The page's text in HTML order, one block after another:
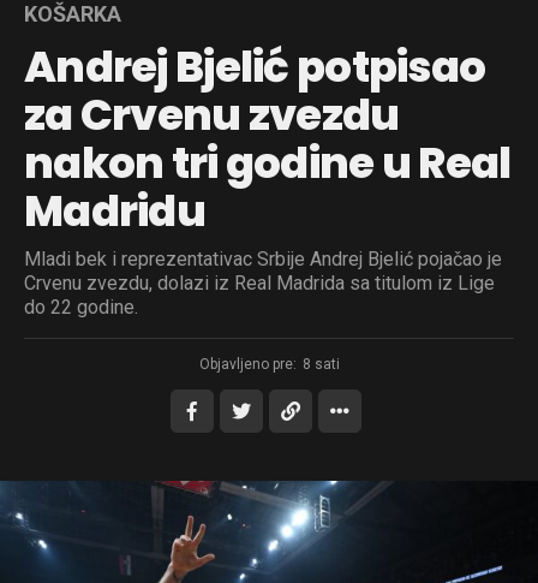
KOŠARKA
Andrej Bjelić potpisao
za Crvenu zvezdu
nakon tri godine u Real
Madridu
Mladi bek i reprezentativac Srbije Andrej Bjelić pojačao je
Crvenu zvezdu, dolazi iz Real Madrida sa titulom iz Lige
do 22 godine.
Objavljeno pre: 8 sati